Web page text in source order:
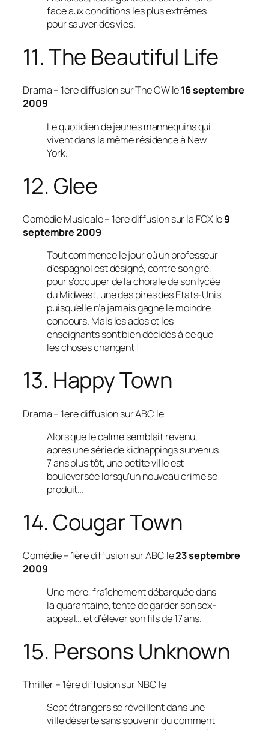
face aux conditions les plus extrêmes
pour sauver des vies.
11. The Beautiful Life
Drama– 1ère diffusion sur The CW le16 septembre
2009
Le quotidien de jeunes mannequins qui
vivent dans la même résidence à New
York.
12. Glee
Comédie Musicale– 1ère diffusion sur la FOX le9
septembre 2009
Tout commence le jour où un professeur
d’espagnol est désigné, contre son gré,
pour s’occuper de la chorale de son lycée
du Midwest, une des pires des Etats-Unis
puisqu’elle n’a jamais gagné le moindre
concours. Mais les ados et les
enseignants sont bien décidés à ce que
les choses changent !
13. Happy Town
Drama– 1ère diffusion sur ABC le
Alors que le calme semblait revenu,
après une série de kidnappings survenus
7 ans plus tôt, une petite ville est
bouleversée lorsqu’un nouveau crime se
produit…
14. Cougar Town
Comédie– 1ère diffusion sur ABC le23 septembre
2009
Une mère, fraîchement débarquée dans
la quarantaine, tente de garder son sex-
appeal… et d’élever son fils de 17 ans.
15. Persons Unknown
Thriller– 1ère diffusion sur NBC le
Sept étrangers se réveillent dans une
ville déserte sans souvenir du comment